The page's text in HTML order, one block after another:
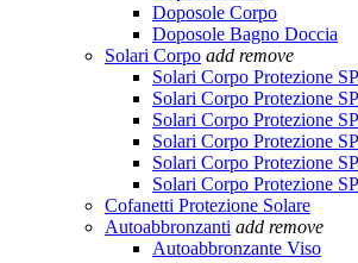
Doposole Corpo
Doposole Bagno Doccia
Solari Corpo add remove
Solari Corpo Protezione
Solari Corpo Protezione
Solari Corpo Protezione
Solari Corpo Protezione
Solari Corpo Protezione
Solari Corpo Protezione
Cofanetti Protezione Solare
Autoabbronzanti add remove
Autoabbronzante Viso